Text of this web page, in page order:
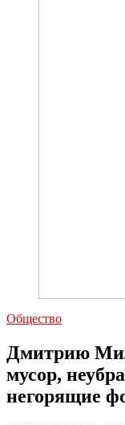
Общество
Дмитрию
мусор,
негорящие